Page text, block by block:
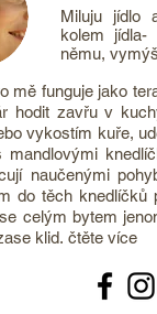
Miluju jídlo
kolem
němu,
mě funguje jako
hodit zavřu v
vykostím kuře,
mandlovými
naučenými
do těch knedlíčků
celým bytem
klid. čtěte více